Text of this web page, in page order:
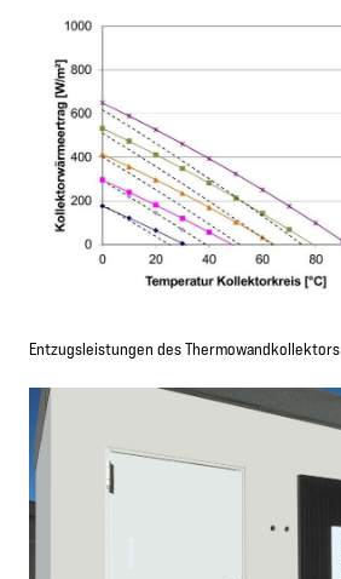
Entzugsleistungen des Thermowandkollektors